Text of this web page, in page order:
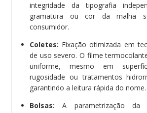
integridade da tipografia
gramatura ou cor da malha
consumidor.
Coletes: Fixação otimizada em
de uso severo. O filme
uniforme, mesmo em
rugosidade ou tratamentos
garantindo a leitura rápida do nome.
Bolsas: A parametrização da